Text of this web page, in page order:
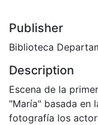
Publisher
Biblioteca
Description
Escena de la
"María" basada en
fotografía los